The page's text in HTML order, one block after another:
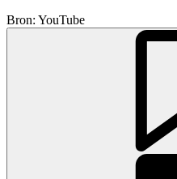
Bron: YouTube